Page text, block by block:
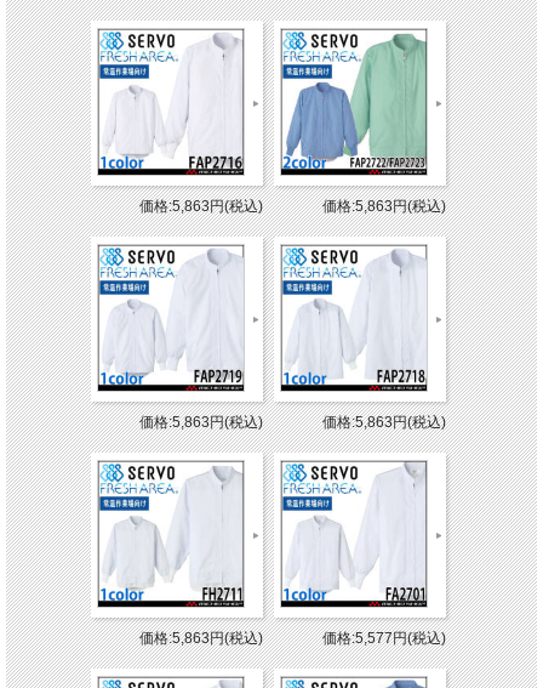
価格:5,863円(税込) 価格:5,863円(税込)
価格:5,863円(税込) 価格:5,863円(税込)
価格:5,863円(税込) 価格:5,577円(税込)